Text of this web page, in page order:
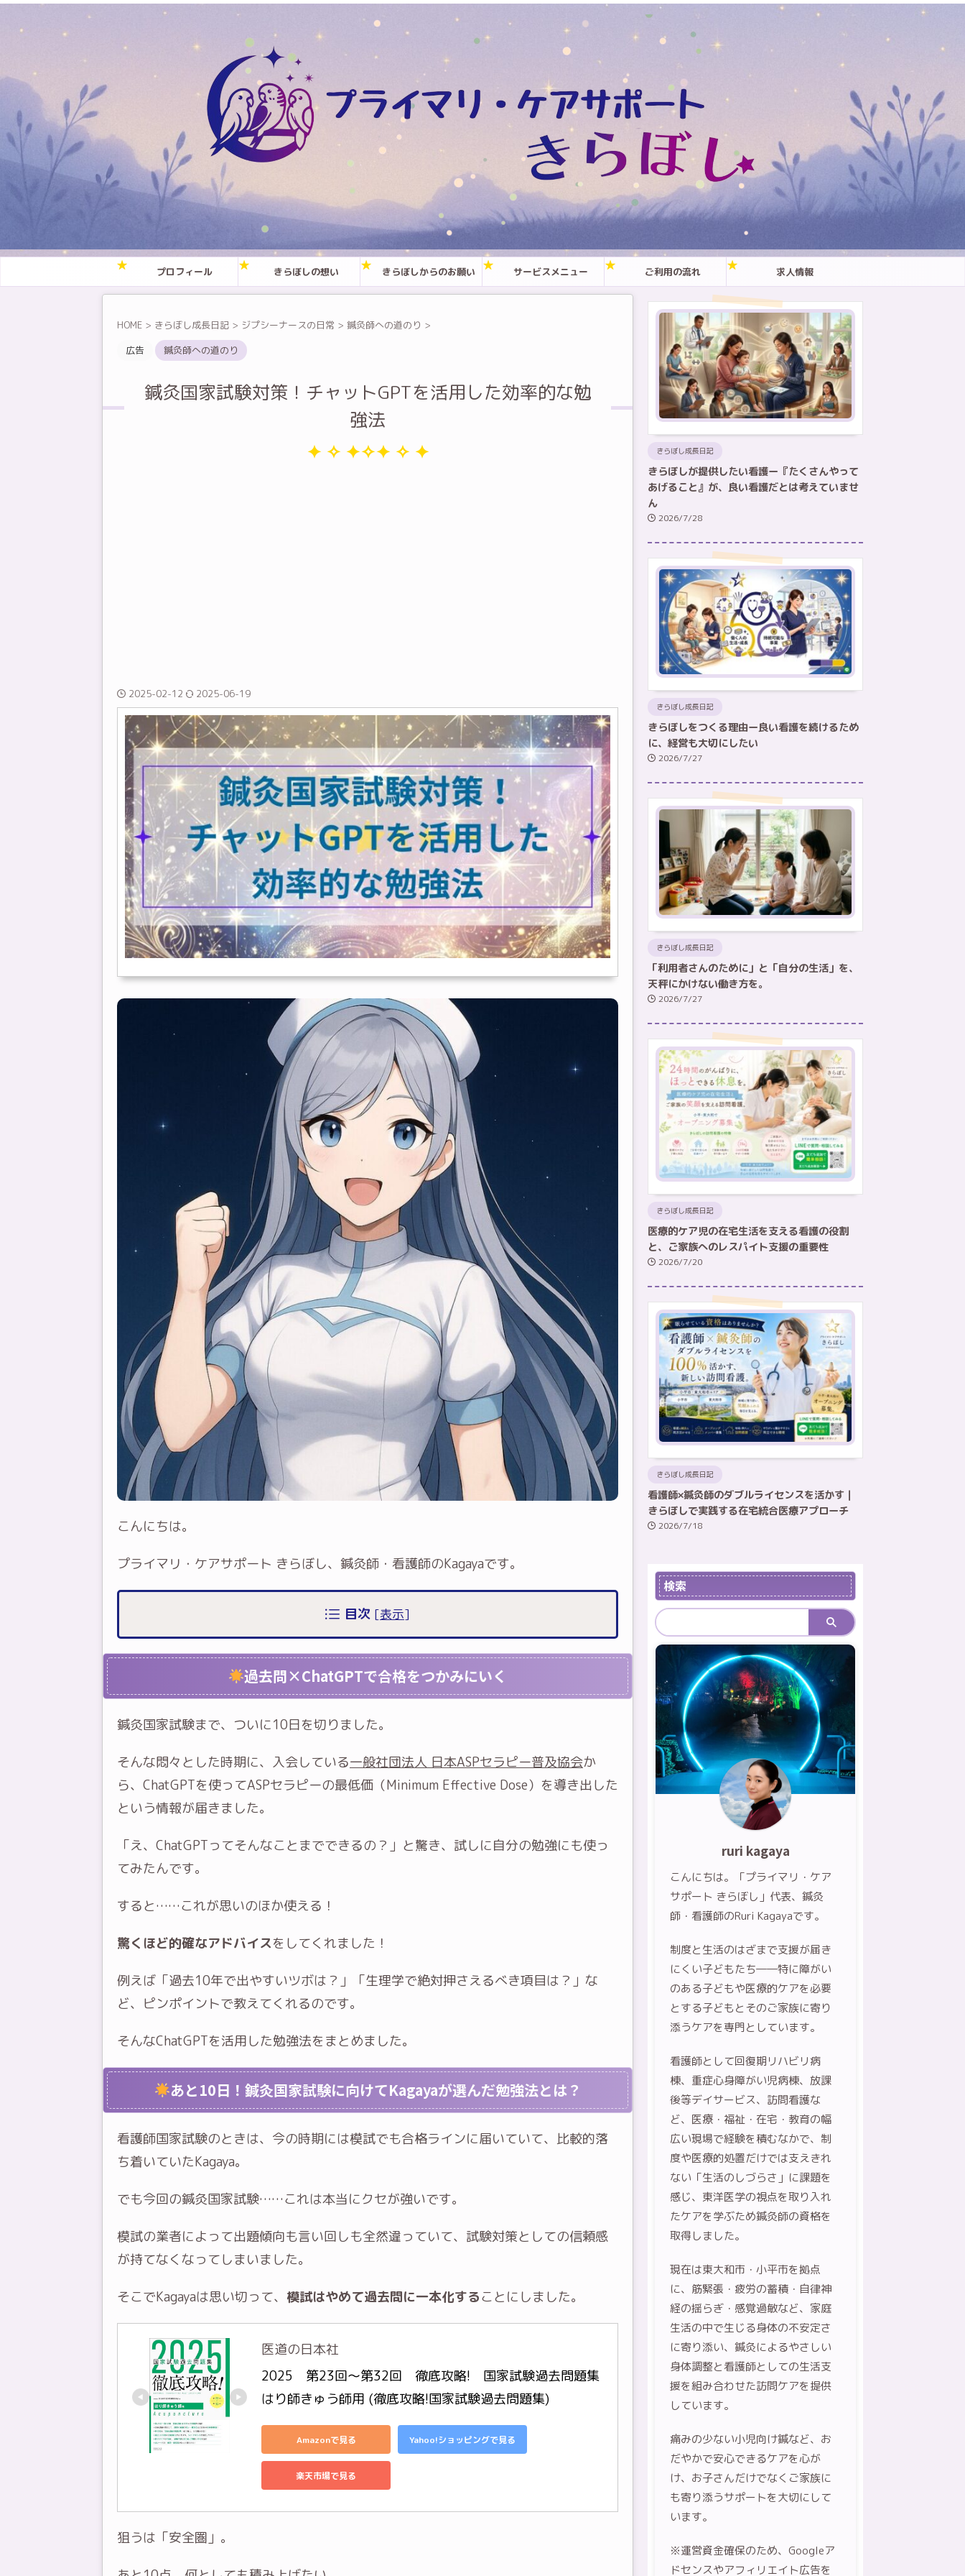
プロフィール きらぼしの想い きらぼしからのお願い サービスメニュー ご利用の流れ 求人情報
HOME > きらぼし成長日記 > ジプシーナースの日常 > 鍼灸師への道のり >
広告
鍼灸師への道のり
鍼灸国家試験対策！チャットGPTを活用した効率的な勉
強法
2025-02-12 2025-06-19
こんにちは。
プライマリ・ケアサポート きらぼし、鍼灸師・看護師のKagayaです。
目次 [表示]
過去問×ChatGPTで合格をつかみにいく
鍼灸国家試験まで、ついに10日を切りました。
そんな悶々とした時期に、入会している一般社団法人 日本ASPセラピー普及協会か
ら、ChatGPTを使ってASPセラピーの最低価（Minimum Effective Dose）を導き出した
という情報が届きました。
「え、ChatGPTってそんなことまでできるの？」と驚き、試しに自分の勉強にも使っ
てみたんです。
すると……これが思いのほか使える！
驚くほど的確なアドバイスをしてくれました！
例えば「過去10年で出やすいツボは？」「生理学で絶対押さえるべき項目は？」な
ど、ピンポイントで教えてくれるのです。
そんなChatGPTを活用した勉強法をまとめました。
あと10日！鍼灸国家試験に向けてKagayaが選んだ勉強法とは？
看護師国家試験のときは、今の時期には模試でも合格ラインに届いていて、比較的落
ち着いていたKagaya。
でも今回の鍼灸国家試験……これは本当にクセが強いです。
模試の業者によって出題傾向も言い回しも全然違っていて、試験対策としての信頼感
が持てなくなってしまいました。
そこでKagayaは思い切って、 模試はやめて過去問に一本化することにしました。
医道の日本社
2025　第23回〜第32回　徹底攻略!　国家試験過去問題集
はり師きゅう師用 (徹底攻略!国家試験過去問題集)
Amazonで見る Yahoo!ショッピングで見る
楽天市場で見る
狙うは「安全圏」。
きらぼし成長日記
きらぼしが提供したい看護ー『たくさんやって
あげること』が、良い看護だとは考えていませ
ん
2026/7/28
きらぼし成長日記
きらぼしをつくる理由ー良い看護を続けるため
に、経営も大切にしたい
2026/7/27
きらぼし成長日記
「利用者さんのために」と「自分の生活」を、
天秤にかけない働き方を。
2026/7/27
きらぼし成長日記
医療的ケア児の在宅生活を支える看護の役割
と、ご家族へのレスパイト支援の重要性
2026/7/20
きらぼし成長日記
看護師×鍼灸師のダブルライセンスを活かす｜
きらぼしで実践する在宅統合医療アプローチ
2026/7/18
検索
ruri kagaya
こんにちは。「プライマリ・ケア
サポート きらぼし」代表、鍼灸
師・看護師のRuri Kagayaです。
制度と生活のはざまで支援が届き
にくい子どもたち――特に障がい
のある子どもや医療的ケアを必要
とする子どもとそのご家族に寄り
添うケアを専門としています。
看護師として回復期リハビリ病
棟、重症心身障がい児病棟、放課
後等デイサービス、訪問看護な
ど、医療・福祉・在宅・教育の幅
広い現場で経験を積むなかで、制
度や医療的処置だけでは支えきれ
ない「生活のしづらさ」に課題を
感じ、東洋医学の視点を取り入れ
たケアを学ぶため鍼灸師の資格を
取得しました。
現在は東大和市・小平市を拠点
に、筋緊張・疲労の蓄積・自律神
経の揺らぎ・感覚過敏など、家庭
生活の中で生じる身体の不安定さ
に寄り添い、鍼灸によるやさしい
身体調整と看護師としての生活支
援を組み合わせた訪問ケアを提供
しています。
痛みの少ない小児向け鍼など、お
だやかで安心できるケアを心が
け、お子さんだけでなくご家族に
も寄り添うサポートを大切にして
います。
※運営資金確保のため、Googleア
ドセンスやアフィリエイト広告を